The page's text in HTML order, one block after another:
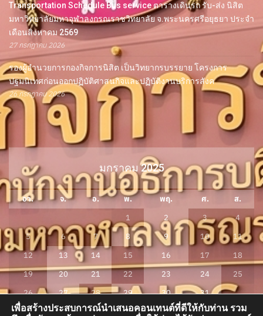
Transportation Schedule Bus service ตารางเดินรถ รับ-ส่ง นิสิต
มหาวิทยาลัยมหาจุฬาลงกรณราชวิทยาลัย จ.พระนครศรีอยุธยา ประจำ
เดือนสิงหาคม 2569
27 กรกฎาคม 2026
รองผู้อำนวยการกองกิจการนิสิต เป็นวิทยากรบรรยาย โครงการ
ปฐมนิเทศก่อนออกปฏิบัติศาสนกิจและปฏิบัติงานบริการสังค
26 กรกฎาคม 2026
มกราคม 2025
อา. จ. อ. พ. พฤ. ศ.
ส.
1
2 3
4
5
6 7 8 9 10
11
12
13 14 15 16 17
18
19
20 21 22 23 24
25
26
27 28 29 30
31
« ธ.ค. ก.พ. »
เพื่อสร้างประสบการณ์นำเสนอคอนเทนต์ที่ดีให้กับท่าน รวม